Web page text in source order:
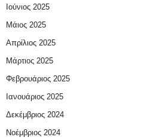
Ιούνιος 2025
Μάιος 2025
Απρίλιος 2025
Μάρτιος 2025
Φεβρουάριος 2025
Ιανουάριος 2025
Δεκέμβριος 2024
Νοέμβριος 2024